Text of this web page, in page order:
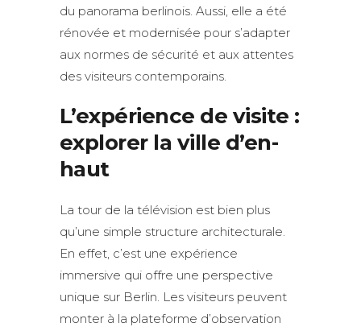
du panorama berlinois. Aussi, elle a été
rénovée et modernisée pour s’adapter
aux normes de sécurité et aux attentes
des visiteurs contemporains.
L’expérience de visite :
explorer la ville d’en-
haut
La tour de la télévision est bien plus
qu’une simple structure architecturale.
En effet, c’est une expérience
immersive qui offre une perspective
unique sur Berlin. Les visiteurs peuvent
monter à la plateforme d’observation